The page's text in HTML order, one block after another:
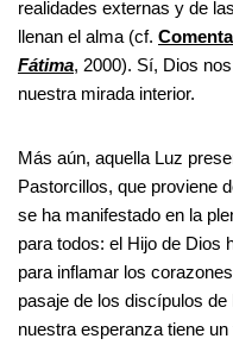
realidades externas y de
llenan el alma (cf.
Fátima, 2000). Sí, Dios
nuestra mirada interior.
Más aún, aquella Luz
Pastorcillos, que proviene
se ha manifestado en la
para todos: el Hijo de Dios
para inflamar los
pasaje de los discípulos de
nuestra esperanza tiene